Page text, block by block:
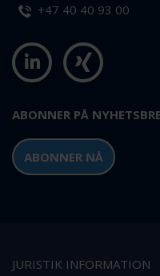
+47 40 40 93 00
ABONNER PÅ
ABONNER NÅ
JURISTIK INFORMATION